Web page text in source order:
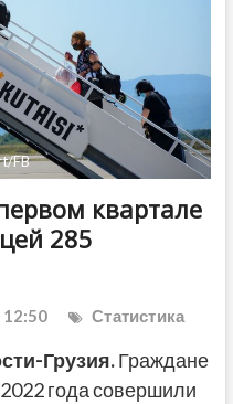
FB
квартале
285
Статистика
Грузия.Граждане
года совершили